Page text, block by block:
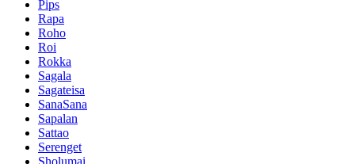
Pips
Rapa
Roho
Roi
Rokka
Sagala
Sagateisa
SanaSana
Sapalan
Sattao
Serenget
Sholumai